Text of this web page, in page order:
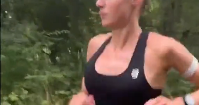
Riegel
Ready to Drink
Supplements
Vegane Produkte
Zubehör